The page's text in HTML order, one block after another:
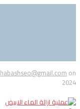
on
2024